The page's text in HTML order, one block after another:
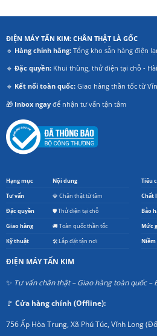
ĐIỆN MÁY TẤN KIM: CHÂN THẬT LÀ GỐC
🔹 Hàng chính hãng:Tổng kho sẵn hàng điện
🔹 Đặc quyền:Khui thùng, thử điện tại chỗ -
🔹 Kết nối toàn quốc:Giao hàng thần tốc từ
🎁 Inbox ngayđể nhận tư vấn tận tâm
Hạng mục Nội dung
Tư vấn 💎 Chân thật từ tâm
Đặc quyền 🛡️ Thử điện tại chỗ
Giao hàng 🚚 Toàn quốc thần tốc
Kỹ thuật 🛠️ Lắp đặt tận nơi
Tiêu
Chất
Bảo
Mức
ĐIỆN MÁY TẤN KIM
✨ Tư vấn chân thật – Giao hàng toàn quốc –
🚩 Cửa hàng chính (Offline):
756 Ấp Hòa Trung, Xã Phú Túc, Vĩnh Long